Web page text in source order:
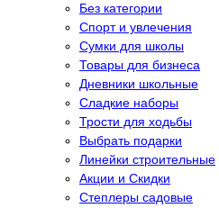
Без категории
Спорт и увлечения
Сумки для школы
Товары для бизнеса
Дневники школьные
Сладкие наборы
Трости для ходьбы
Выбрать подарки
Линейки строительные
Акции и Скидки
Степлеры садовые